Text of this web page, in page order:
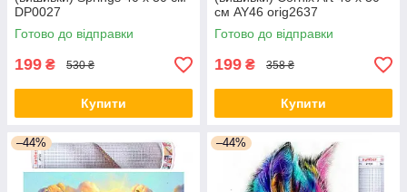
DP0027
Готово до відправки
199 ₴ 530 ₴
Купити
см AY46 orig2637
Готово до відправки
199 ₴ 358 ₴
Купити
–44% –44%